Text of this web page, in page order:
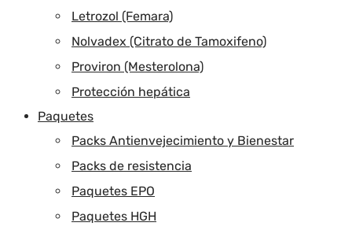
Letrozol (Femara)
Nolvadex (Citrato de Tamoxifeno)
Proviron (Mesterolona)
Protección hepática
Paquetes
Packs Antienvejecimiento y Bienestar
Packs de resistencia
Paquetes EPO
Paquetes HGH